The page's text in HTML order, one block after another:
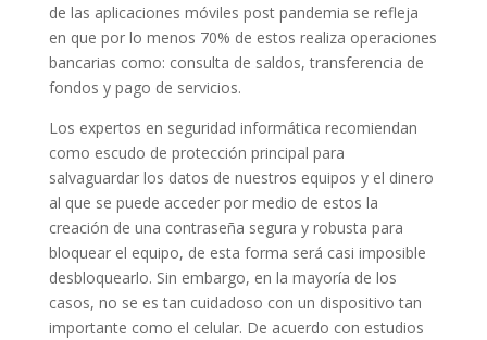
de las aplicaciones móviles post pandemia se refleja
en que por lo menos 70% de estos realiza operaciones
bancarias como: consulta de saldos, transferencia de
fondos y pago de servicios.
Los expertos en seguridad informática recomiendan
como escudo de protección principal para
salvaguardar los datos de nuestros equipos y el dinero
al que se puede acceder por medio de estos la
creación de una contraseña segura y robusta para
bloquear el equipo, de esta forma será casi imposible
desbloquearlo. Sin embargo, en la mayoría de los
casos, no se es tan cuidadoso con un dispositivo tan
importante como el celular. De acuerdo con estudios